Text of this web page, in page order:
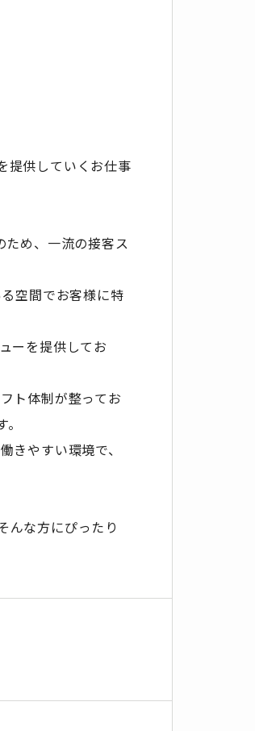
提供していくお仕事
め、一流の接客ス
空間でお客様に特
ーを提供してお
ト体制が整ってお
きやすい環境で、
んな方にぴったり